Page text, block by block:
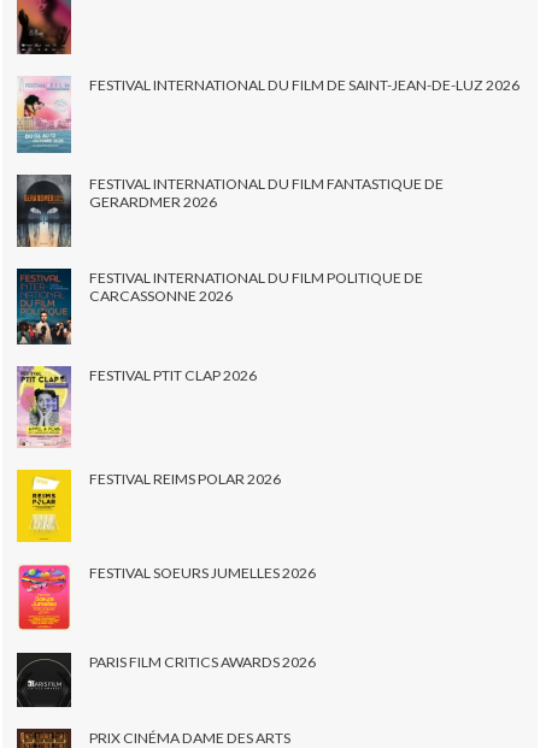
FESTIVAL INTERNATIONAL DU FILM DE SAINT-JEAN-DE-LUZ 2026
FESTIVAL INTERNATIONAL DU FILM FANTASTIQUE DE
GERARDMER 2026
FESTIVAL INTERNATIONAL DU FILM POLITIQUE DE
CARCASSONNE 2026
FESTIVAL PTIT CLAP 2026
FESTIVAL REIMS POLAR 2026
FESTIVAL SOEURS JUMELLES 2026
PARIS FILM CRITICS AWARDS 2026
PRIX CINÉMA DAME DES ARTS